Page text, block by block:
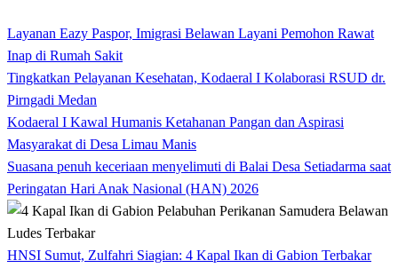
Layanan Eazy Paspor, Imigrasi Belawan Layani Pemohon Rawat
Inap di Rumah Sakit
Tingkatkan Pelayanan Kesehatan, Kodaeral I Kolaborasi RSUD dr.
Pirngadi Medan‎
Kodaeral I Kawal Humanis Ketahanan Pangan dan Aspirasi
Masyarakat di Desa Limau Manis
Suasana penuh keceriaan menyelimuti di Balai Desa Setiadarma saat
Peringatan Hari Anak Nasional (HAN) 2026
HNSI Sumut, Zulfahri Siagian: 4 Kapal Ikan di Gabion Terbakar